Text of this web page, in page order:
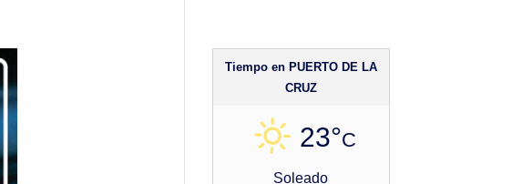
Tiempo en PUERTO DE LA
CRUZ
23°C
Soleado